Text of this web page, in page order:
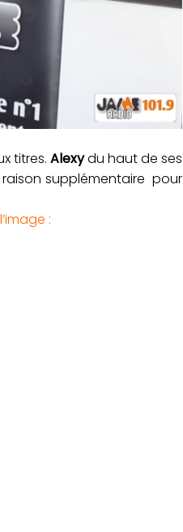
titres. Alexydu haut de ses
raison supplémentaire pour
: